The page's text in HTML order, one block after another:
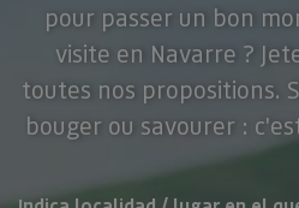
pour passer un bon
visite en Navarre ?
toutes nos propositions.
bouger ou savourer :
Rechercher